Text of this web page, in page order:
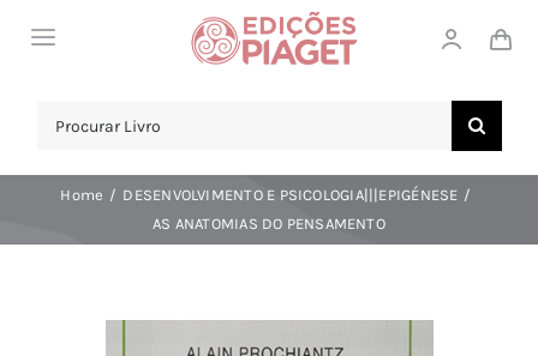
Toggle
Search
Home
DESENVOLVIMENTO E PSICOLOGIA|||EPIGÉNESE
AS ANATOMIAS DO PENSAMENTO